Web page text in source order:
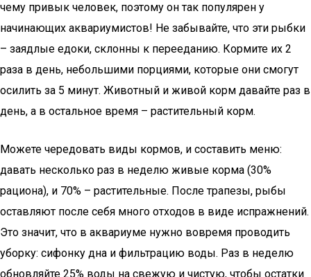
чему привык человек, поэтому он так популярен у
начинающих аквариумистов! Не забывайте, что эти рыбки
– заядлые едоки, склонны к перееданию. Кормите их 2
раза в день, небольшими порциями, которые они смогут
осилить за 5 минут. Животный и живой корм давайте раз в
день, а в остальное время – растительный корм.
Можете чередовать виды кормов, и составить меню:
давать несколько раз в неделю живые корма (30%
рациона), и 70% – растительные. После трапезы, рыбы
оставляют после себя много отходов в виде испражнений.
Это значит, что в аквариуме нужно вовремя проводить
уборку: сифонку дна и фильтрацию воды. Раз в неделю
обновляйте 25% воды на свежую и чистую, чтобы остатки